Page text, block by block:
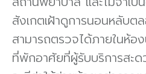
สังเกตเฝ้าดูการนอนหลับต
สามารถตรวจได้ภายในห้
ที่พักอาศัยที่ผู้รับบริการสะ